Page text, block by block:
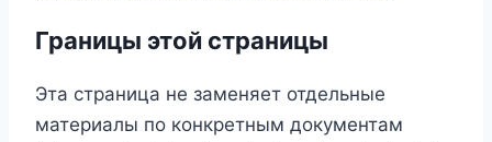
Границы этой страницы
Эта страница не заменяет отдельные
материалы по конкретным документам